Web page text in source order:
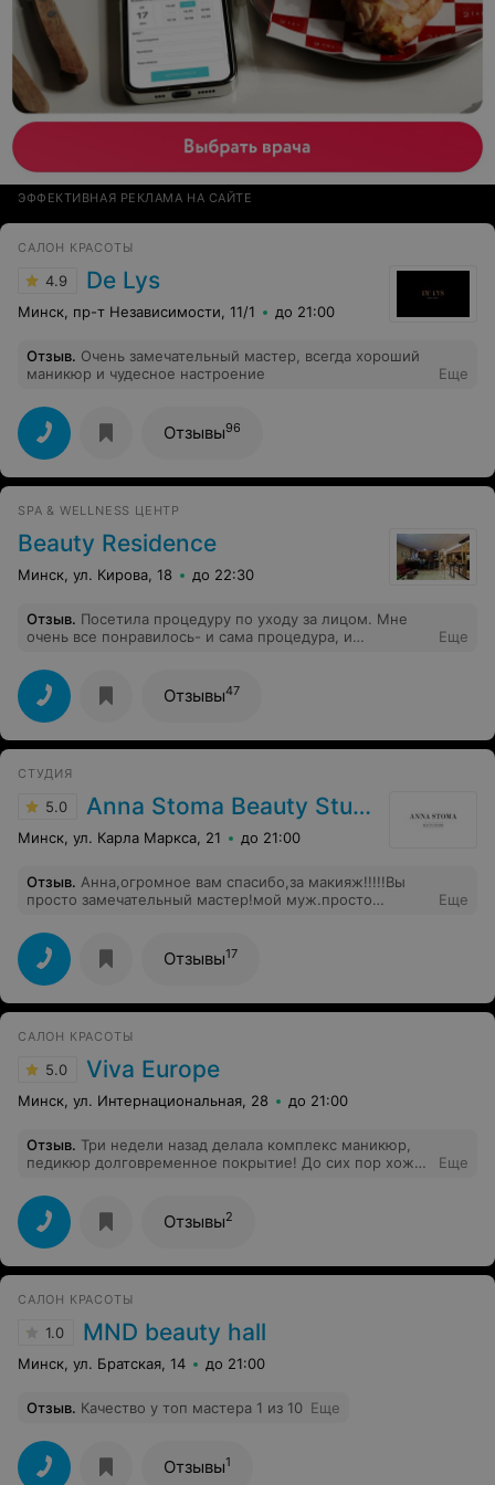
ЭФФЕКТИВНАЯ РЕКЛАМА НА САЙТЕ
САЛОН КРАСОТЫ
4.9 De Lys
Минск, пр-т Независимости, 11/1 до 21:00
Отзыв. Очень замечательный мастер, всегда хороший
маникюр и чудесное настроение
Еще
Отзывы96
SPA & WELLNESS ЦЕНТР
Beauty Residence
Минск, ул. Кирова, 18 до 22:30
Отзыв. Посетила процедуру по уходу за лицом. Мне
очень все понравилось- и сама процедура, и
профессионал своего дела, советы дала по уходу за
кожей лица и посоветовала какие процедуры можно
сделать по уходу за телом. Обязятельно приду еще(
только к Татьяне))) и советую другим! Отличный
косметолог, отличная косметика, отличные цены и
Еще
Отзывы47
СТУДИЯ
5.0 Anna Stoma Beauty Studio
Минск, ул. Карла Маркса, 21 до 21:00
Отзыв. Анна,огромное вам спасибо,за макияж!!!!!Вы
просто замечательный мастер!мой муж.просто
сводил с меня глаз! У вас золотые руки! Макияж очень
стойкий! Держится два дня стабильно!!!!!Спасибо.вам
огромное,было приятно с вами работать. Фото за
мной!)))
Еще
Отзывы17
САЛОН КРАСОТЫ
5.0 Viva Europe
Минск, ул. Интернациональная, 28 до 21:00
Отзыв. Три недели назад делала комплекс маникюр,
педикюр долговременное покрытие! До сих пор хожу
Истинный Мастер своего дела, что всегда очень
приятно! Скоро приду ещё!)))
Еще
Отзывы2
САЛОН КРАСОТЫ
1.0 MND beauty hall
Минск, ул. Братская, 14 до 21:00
Отзыв. Качество у топ мастера 1 из 10 Еще
Отзывы1